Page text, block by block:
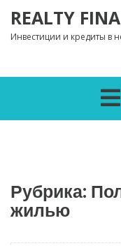
REALTY
Инвестиции и кредиты в
Рубрика:
жилью